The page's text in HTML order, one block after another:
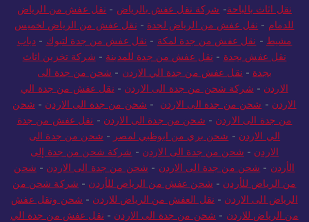
نقل اثاث بالباحة- شركة نقل عفش بالرياض - نقل عفش من الرياض
للدمام - نقل عفش من الرياض لجدة - نقل عفش من الرياض لخميس
مشيط - نقل عفش من جدة لمكة - نقل عفش من جدة لتبوك - دباب
نقل عفش بجدة - نقل عفش من جدة للمدينة - شركة تخزين اثاث
بجدة - نقل عفش من جدة الي الاردن - شحن من جدة الى
الاردن - شركة شحن من جدة الى الاردن - نقل عفش من جدة الي
الاردن - شحن من جدة الى الاردن - شحن من جدة الى الاردن - شحن
من جدة الى الاردن - شحن من جدة الى الاردن - نقل عفش من جدة
الي الاردن - شحن بري من ابوظبي لمصر - شحن من جدة الى
الاردن - شحن من جدة الى الاردن - شركة شحن من جدة إلى
الأردن - شحن من جدة الى الاردن - شحن من جدة الى الاردن - شحن
من الرياض للأردن - شحن عفش من الرياض للأردن - شركة شحن من
الرياض الى الاردن - نقل العفش من الرياض للاردن - شحن ونقل عفش
من الرياض للاردن - شحن من جدة الى الاردن - نقل عفش من جدة الي